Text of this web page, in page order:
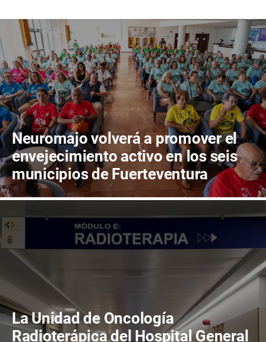
Neuromajo volverá a promover el
envejecimiento activo en los seis
municipios de Fuerteventura
La Unidad de Oncología
Radioterápica del Hospital General